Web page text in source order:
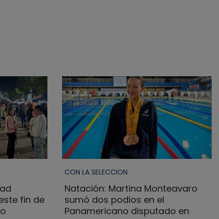
fin de
CON LA SELECCION
Natación: Martina Monteavaro
sumó dos podios en el
Panamericano disputado en